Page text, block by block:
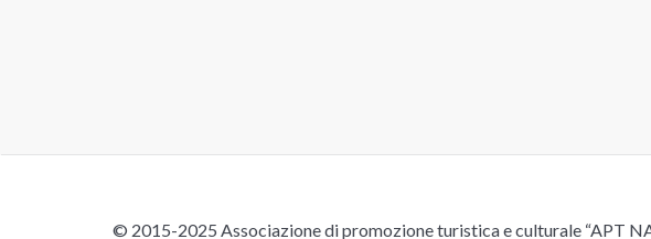
© 2015-2025 Associazione di promozione turistica e culturale “APT